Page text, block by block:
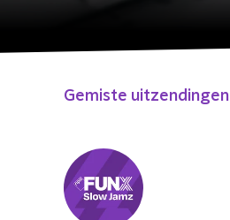
Gemiste uitzendingen